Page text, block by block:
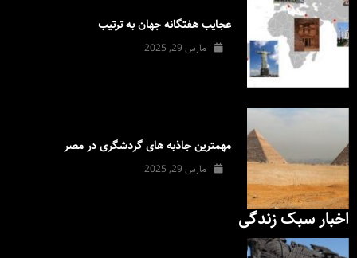
عجایب هفتگانه جهان به ترتیب
مارس 29, 2025
مهمترین جاذبه های گردشگری در مصر
مارس 29, 2025
اخبار سبک زندگی